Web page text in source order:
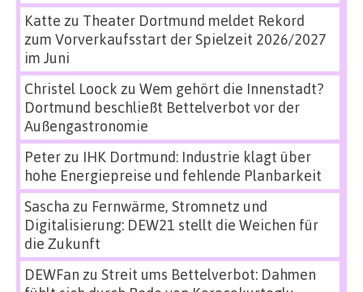
Katte zu Theater Dortmund meldet Rekord
zum Vorverkaufsstart der Spielzeit 2026/2027
im Juni
Christel Loock zu Wem gehört die Innenstadt?
Dortmund beschließt Bettelverbot vor der
Außengastronomie
Peterzu IHK Dortmund: Industrie klagt über
hohe Energiepreise und fehlende Planbarkeit
Sascha zu Fernwärme, Stromnetz und
Digitalisierung: DEW21 stellt die Weichen für
die Zukunft
DEWFan zu Streit ums Bettelverbot: Dahmen